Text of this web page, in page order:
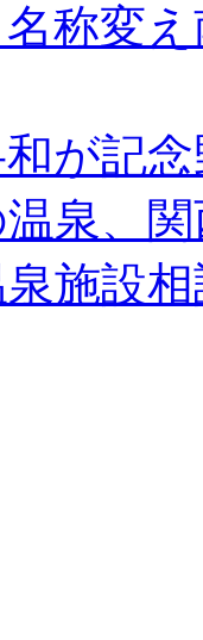
名称変
が記
泉、
施設